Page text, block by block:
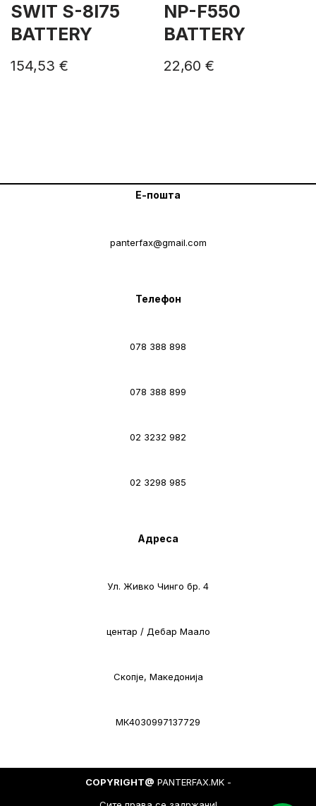
SWIT S-8I75
BATTERY
154,53 €
NP-F550
BATTERY
22,60€
Е-пошта
panterfax@gmail.com
Телефон
078 388 898
078 388 899
02 3232 982
02 3298 985
Адреса
Ул. Живко Чинго бр. 4
центар / Дебар Маало
Скопје, Македонија
МК4030997137729
COPYRIGHT@ PANTERFAX.MK -